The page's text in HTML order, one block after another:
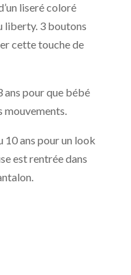
liseré coloré
liberty. 3 boutons
cette touche de
ans pour que bébé
mouvements.
10 ans pour un look
est rentrée dans